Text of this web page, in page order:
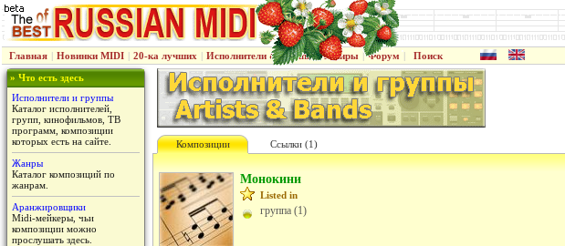
Главная | Новинки MIDI | 20-ка лучших | Исполнители & группы | Жанры | Форум | Поиск
» Что есть здесь
Исполнители и группы
Каталог исполнителей,
групп, кинофильмов, ТВ
программ, композиции
которых есть на сайте.
Жанры
Каталог композиций по
жанрам.
Аранжировщики
Midi-мейкеры, чьи
композиции можно
прослушать здесь.
Композиции Ссылки (1)
Монокини
Listed in
группа (1)